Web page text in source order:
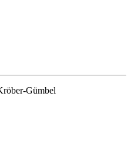
Gümbel